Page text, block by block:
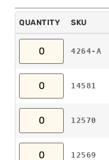
QUANTITY SKU
4264-A
14581
12570
12569